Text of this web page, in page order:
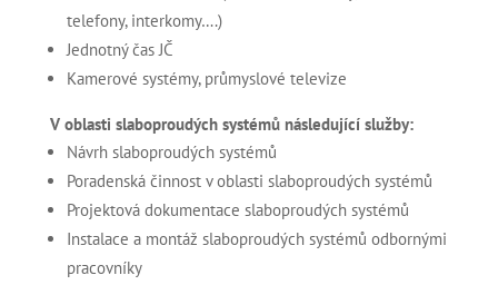
telefony, interkomy….)
Jednotný čas JČ
Kamerové systémy, průmyslové televize
V oblasti slaboproudých systémů následující služby:
Návrh slaboproudých systémů
Poradenská činnost v oblasti slaboproudých systémů
Projektová dokumentace slaboproudých systémů
Instalace a montáž slaboproudých systémů odbornými
pracovníky